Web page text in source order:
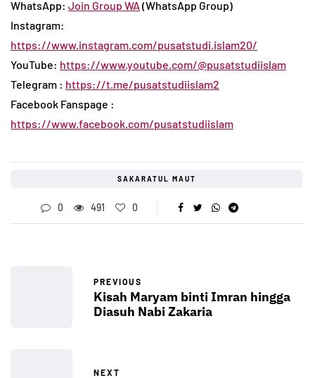
WhatsApp: Join Group WA(WhatsApp Group)
Instagram:
https://www.instagram.com/pusatstudi.islam20/
YouTube: https://www.youtube.com/@pusatstudiislam
Telegram : https://t.me/pusatstudiislam2
Facebook Fanspage :
https://www.facebook.com/pusatstudiislam
SAKARATUL MAUT
0 491 0
PREVIOUS
Kisah Maryam binti Imran hingga
Diasuh Nabi Zakaria
NEXT